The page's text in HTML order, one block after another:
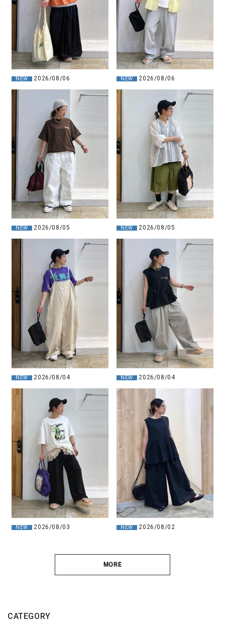
NEW 2026/08/06 NEW 2026/08/06
NEW 2026/08/05 NEW 2026/08/05
NEW 2026/08/04 NEW 2026/08/04
NEW 2026/08/03 NEW 2026/08/02
MORE
CATEGORY